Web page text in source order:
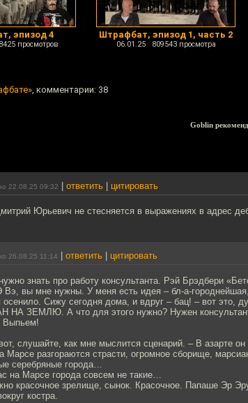
эпизод 4
просмотров
Штрафбат, эпизод 1, часть 2
06.01.25 809543 просмотра
, комментарии: 38
Goblin
22.08.25 09:32 ответить цитировать
Юрьевич не стесняется в выражениях в адрес
26.08.25 11:14 ответить цитировать
знать про работу консультанта. Рэй Брэдбери
Вэ, вы мне нужны. У меня есть идея – бл-а-
осенило. Сижу сегодня дома, и вдруг – бац! – вот
НА ЗЕМЛЮ. А что для этого нужно? Нужен
Выпьем!
слушайте, как мне мыслится сценарий. – В азарте
Марсе разгораются страсти, огромное сборище,
серебряные города…
на Марсе города совсем не такие…
красочное зрелище, сынок. Красочное. Папаше Эр
костра.